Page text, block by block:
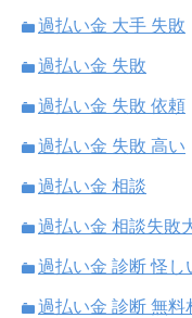
過払い金 大手 失敗
過払い金 失敗
過払い金 失敗 依頼
過払い金 失敗 高い
過払い金 相談
過払い金 相談失敗
過払い金 診断 怪し
過払い金 診断 無料